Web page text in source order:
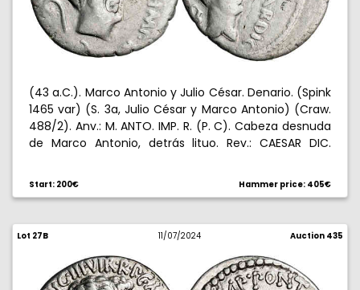
(43 a.C.). Marco Antonio y Julio César. Denario. (Spink
1465 var) (S. 3a, Julio César y Marco Antonio) (Craw.
488/2). Anv.: M. ANTO. IMP. R. (P. C). Cabeza desnuda
de Marco Antonio, detrás lituo. Rev.: CAESAR DIC.
Contramarcas en ambas caras. Rara. 3,67 g. MBC-.
Start: 200€ Hammer price: 405€
Lot 27B 11/07/2024 Auction 435